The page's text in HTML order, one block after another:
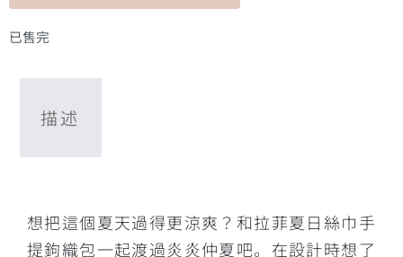
已售完
描述
想把這個夏天過得更涼爽？和拉菲夏日絲巾手
提鉤織包一起渡過炎炎仲夏吧。在設計時想了